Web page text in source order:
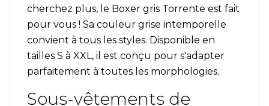
cherchez plus, le Boxer gris Torrente est fait
pour vous ! Sa couleur grise intemporelle
convient à tous les styles. Disponible en
tailles S à XXL, il est conçu pour s'adapter
parfaitement à toutes les morphologies.
Sous-vêtements de